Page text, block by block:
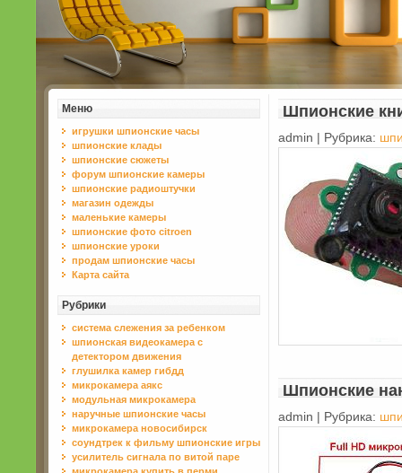
Меню
игрушки шпионские часы
шпионские клады
шпионские сюжеты
форум шпионские камеры
шпионские радиоштучки
магазин одежды
маленькие камеры
шпионские фото citroen
шпионские уроки
продам шпионские часы
Карта сайта
Рубрики
система слежения за ребенком
шпионская видеокамера с
детектором движения
глушилка камер гибдд
микрокамера аякс
модульная микрокамера
наручные шпионские часы
микрокамера новосибирск
соундтрек к фильму шпионские игры
усилитель сигнала по витой паре
Шпионские
admin | Рубрика:
Шпионские
admin | Рубрика: